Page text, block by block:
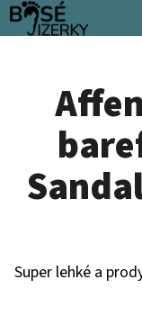
Přejít
na
Super lehké a
K
O Zpět
Zpět
Ř